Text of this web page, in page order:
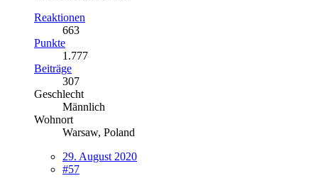
Reaktionen
663
Punkte
1.777
Beiträge
307
Geschlecht
Männlich
Wohnort
Warsaw, Poland
29. August 2020
#57